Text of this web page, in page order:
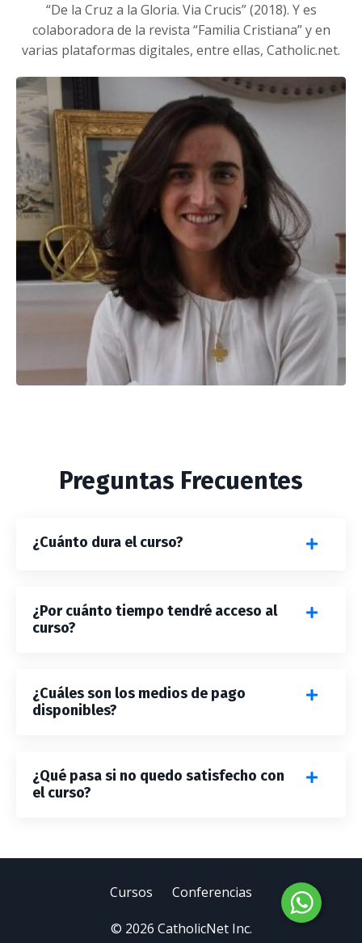
“De la Cruz a la Gloria. Via Crucis” (2018). Y es
colaboradora de la revista “Familia Cristiana” y en
varias plataformas digitales, entre ellas, Catholic.net.
Preguntas Frecuentes
¿Cuánto dura el curso?
¿Por cuánto tiempo tendré acceso al
curso?
¿Cuáles son los medios de pago
disponibles?
¿Qué pasa si no quedo satisfecho con
el curso?
Cursos Conferencias
© 2026 CatholicNet Inc.